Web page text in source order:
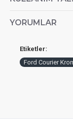
YORUMLAR
Etiketler:
Ford Courier